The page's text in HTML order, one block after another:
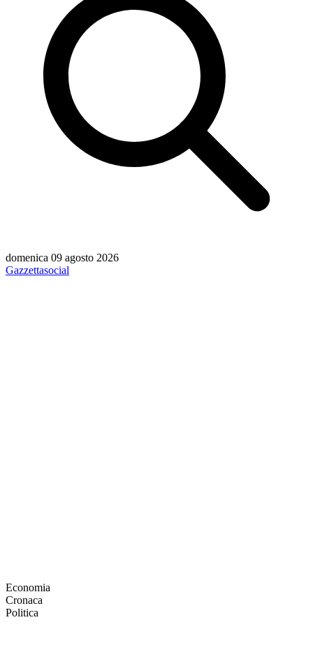
domenica 09 agosto 2026
Gazzettasocial
Economia
Cronaca
Politica